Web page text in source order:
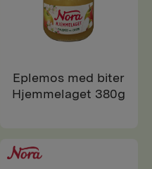
Eplemos med biter
Hjemmelaget 380g